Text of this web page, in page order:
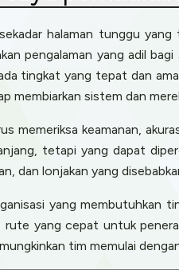
halaman tunggu
pengalaman yang adil
tingkat yang tepat dan
membiarkan sistem dan
memeriksa keamanan,
tetapi yang dapat
dan lonjakan yang
yang membutuhkan
yang cepat untuk
tim memulai